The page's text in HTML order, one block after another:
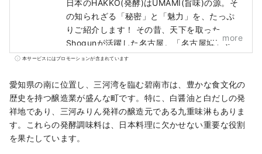
日本のHAKKO(発酵)はUMAMI(旨味)の源。そ
の知られざる「秘密」と「魅力」を、たっぷ
りご紹介します！ その昔、天下を取った
Shogunが活躍した名古屋。「名古屋城」や
「ジブリパーク」が有名ですが、実は和食を
んです。 ■What’s HAKKO? 和食の味を左右
する「調味料」や世界中で人気の「日本酒」
づくりにおいて「HAKKO技術」は、重要な鍵
を握る存在です。 ■What's Nagoya like? 日
本の中部地区に位置し、空路・陸路共に、ハ
more
本サービスにはプロモーションが含まれています
愛知県の南に位置し、三河湾を臨む碧南市は、豊かな食文化の
歴史を持つ醸造業が盛んな町です。特に、白醤油と白だしの発
祥地であり、三河みりん発祥の醸造元である九重味淋もありま
す。これらの発酵調味料は、日本料理に欠かせない重要な役割
を果たしています。